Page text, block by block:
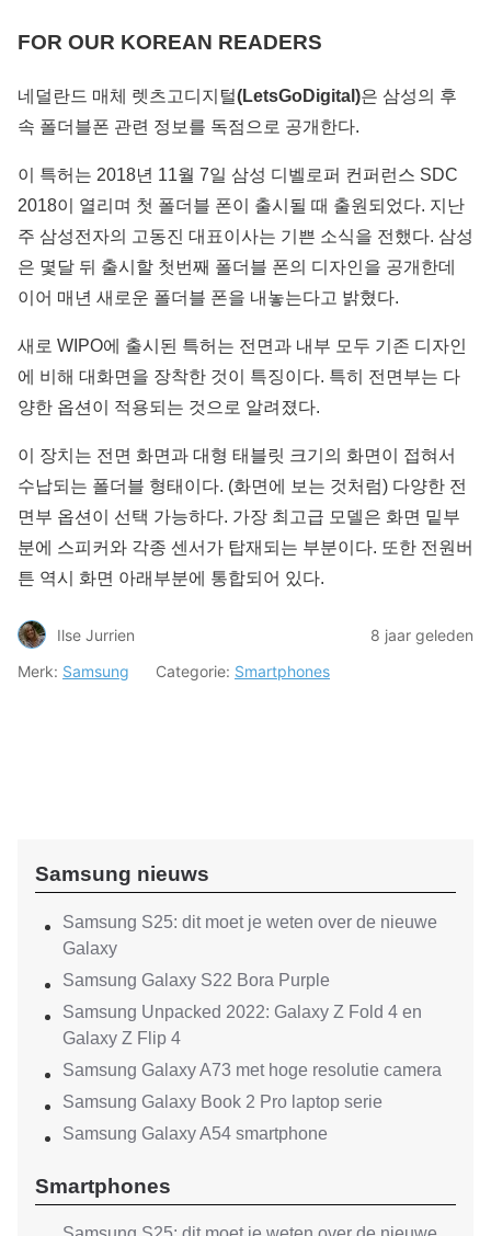
FOR OUR KOREAN READERS
네덜란드 매체 렛츠고디지털(LetsGoDigital)은 삼성의 후
속 폴더블폰 관련 정보를 독점으로 공개한다.
이 특허는 2018년 11월 7일 삼성 디벨로퍼 컨퍼런스 SDC
2018이 열리며 첫 폴더블 폰이 출시될 때 출원되었다. 지난
주 삼성전자의 고동진 대표이사는 기쁜 소식을 전했다. 삼성
은 몇달 뒤 출시할 첫번째 폴더블 폰의 디자인을 공개한데
이어 매년 새로운 폴더블 폰을 내놓는다고 밝혔다.
새로 WIPO에 출시된 특허는 전면과 내부 모두 기존 디자인
에 비해 대화면을 장착한 것이 특징이다. 특히 전면부는 다
양한 옵션이 적용되는 것으로 알려졌다.
이 장치는 전면 화면과 대형 태블릿 크기의 화면이 접혀서
수납되는 폴더블 형태이다. (화면에 보는 것처럼) 다양한 전
면부 옵션이 선택 가능하다. 가장 최고급 모델은 화면 밑부
분에 스피커와 각종 센서가 탑재되는 부분이다. 또한 전원버
튼 역시 화면 아래부분에 통합되어 있다.
Ilse Jurrien
8 jaar geleden
Merk: Samsung Categorie: Smartphones
Samsung nieuws
Samsung S25: dit moet je weten over de nieuwe
Galaxy
Samsung Galaxy S22 Bora Purple
Samsung Unpacked 2022: Galaxy Z Fold 4 en
Galaxy Z Flip 4
Samsung Galaxy A73 met hoge resolutie camera
Samsung Galaxy Book 2 Pro laptop serie
Samsung Galaxy A54 smartphone
Smartphones